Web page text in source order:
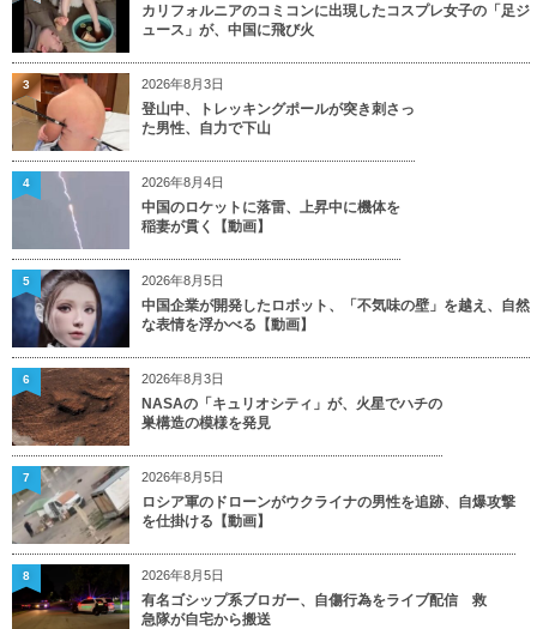
カリフォルニアのコミコンに出現したコスプレ女子の「足ジ
ュース」が、中国に飛び火
2026年8月3日
登山中、トレッキングポールが突き刺さっ
た男性、自力で下山
3
2026年8月4日
中国のロケットに落雷、上昇中に機体を
稲妻が貫く【動画】
4
2026年8月5日
中国企業が開発したロボット、「不気味の壁」を越え、自然
な表情を浮かべる【動画】
5
2026年8月3日
NASAの「キュリオシティ」が、火星でハチの
巣構造の模様を発見
6
2026年8月5日
ロシア軍のドローンがウクライナの男性を追跡、自爆攻撃
を仕掛ける【動画】
7
2026年8月5日
有名ゴシップ系ブロガー、自傷行為をライブ配信 救
急隊が自宅から搬送
8